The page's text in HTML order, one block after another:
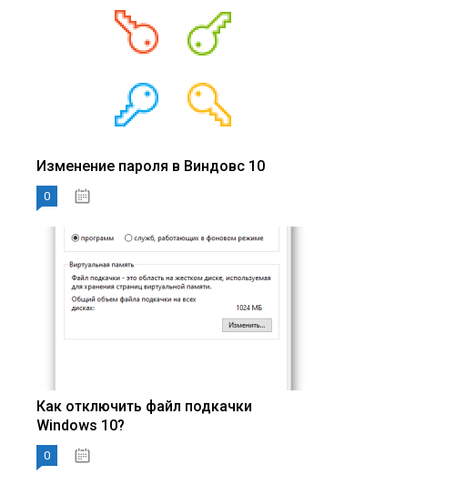
Изменение пароля в Виндовс 10
0
Как отключить файл подкачки
Windows 10?
0